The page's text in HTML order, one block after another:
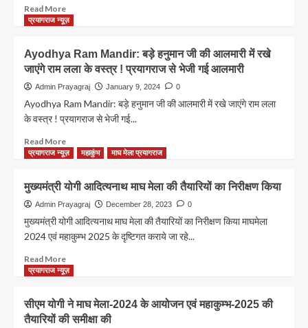
Read MoreRead
more
प्रयागराज
को
स्वच्छता
पुरस्कार
प्रयागराज न्यूज़
Ayodhya Ram Mandir: बड़े हनुमान जी की आलमारी में रखे
जाएंगे राम लला के वस्त्र ! प्रयागराज से भेजी गई आलमारी
Admin Prayagraj January 9, 2024 0
Ayodhya Ram Mandir: बड़े हनुमान जी की आलमारी में रखे जाएंगे राम लला
के वस्त्र ! प्रयागराज से भेजी गई...
Read MoreRead
more
Ayodhya
Ram
Mandir:
बड़े
जी
की
आलमारी
रखे
जाएंगे
राम
प्रयागराज न्यूज़ महाकुंभ माघ मेला प्रयागराज
मुख्यमंत्री योगी आदित्यनाथ माघ मेला की तैयारियों का निरीक्षण किया
Admin Prayagraj December 28, 2023 0
मुख्यमंत्री योगी आदित्यनाथ माघ मेला की तैयारियों का निरीक्षण किया माघमेला
2024 एवं महाकुम्भ 2025 के दृष्टिगत कराये जा रहे...
Read MoreRead
more
मुख्यमंत्री
योगी
आदित्यनाथ
प्रयागराज न्यूज़
सीएम योगी ने माघ मेला-2024 के आयोजन एवं महाकुम्भ-2025 की
तैयारियों की समीक्षा की